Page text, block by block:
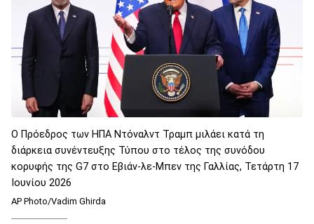
Ο Πρόεδρος των ΗΠΑ Ντόναλντ Τραμπ μιλάει κατά τη
διάρκεια συνέντευξης Τύπου στο τέλος της συνόδου
κορυφής της G7 στο Εβιάν-λε-Μπεν της Γαλλίας, Τετάρτη 17
Ιουνίου 2026
AP Photo/Vadim Ghirda